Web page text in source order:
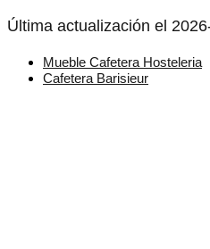
Última actualización el
Mueble Cafetera Hosteleria
Cafetera Barisieur